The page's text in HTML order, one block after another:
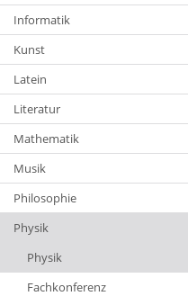
Informatik
Kunst
Latein
Literatur
Mathematik
Musik
Philosophie
Physik
Physik
Fachkonferenz